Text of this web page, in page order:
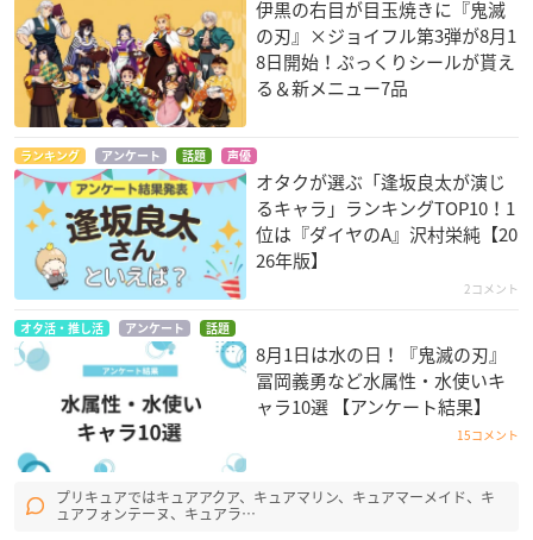
伊黒の右目が目玉焼きに『鬼滅
の刃』×ジョイフル第3弾が8月1
8日開始！ぷっくりシールが貰え
る＆新メニュー7品
ランキング アンケート 話題 声優
オタクが選ぶ「逢坂良太が演じ
るキャラ」ランキングTOP10！1
位は『ダイヤのA』沢村栄純【20
26年版】
2コメント
オタ活・推し活 アンケート 話題
8月1日は水の日！『鬼滅の刃』
冨岡義勇など水属性・水使いキ
ャラ10選 【アンケート結果】
15コメント
プリキュアではキュアアクア、キュアマリン、キュアマーメイド、キ
ュアフォンテーヌ、キュアラ…